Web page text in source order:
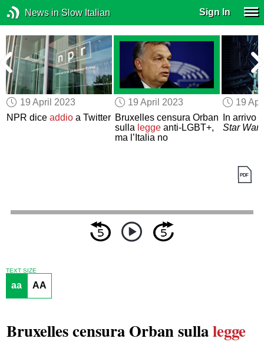
News in Slow Italian Sign In
19 April 2023
NPR diceaddio a Twitter
19 April 2023
Bruxelles censura Orban
sulla leggeanti-LGBT+,
ma l’Italia no
19
In arrivo
Star Wars
TEXT SIZE
aa AA
Bruxelles censura Orban sullalegge